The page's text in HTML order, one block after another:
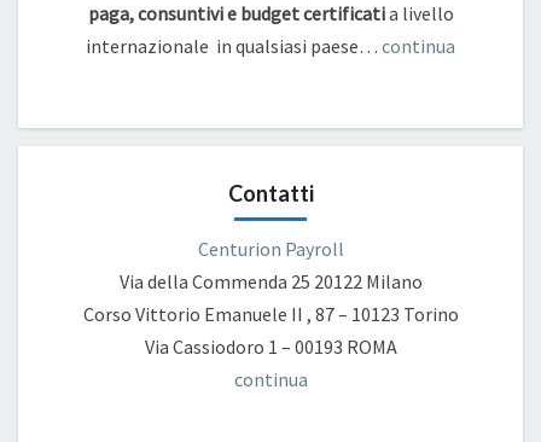
paga, consuntivi e budget certificatia livello
internazionale in qualsiasi paese… continua
Contatti
Centurion Payroll
Via della Commenda 25 20122 Milano
Corso Vittorio Emanuele II , 87 – 10123 Torino
Via Cassiodoro 1 – 00193 ROMA
continua